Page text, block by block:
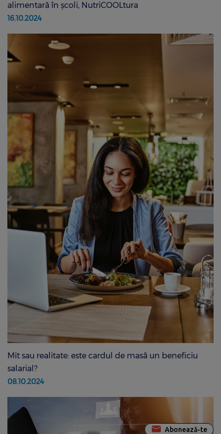
alimentară în școli, NutriCOOLtura
16.10.2024
Mit sau realitate: este cardul de masă un beneficiu
salarial?
08.10.2024
Abonează-te